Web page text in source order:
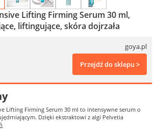
Lifting Firming Serum 30 ml,
liftingujące, skóra dojrzała
goya.pl
Przejdź do sklepu >
Lifting Firming Serum 30 ml to intensywne serum o
Dzięki ekstraktowi z algi Pelvetia